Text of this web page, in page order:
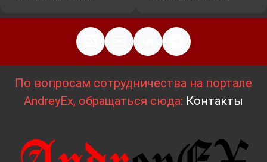
По вопросам сотрудничества на портале
AndreyEx, обращаться сюда: Контакты